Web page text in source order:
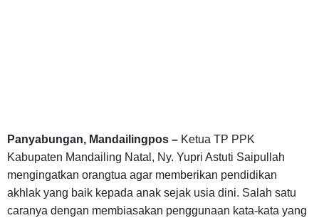
Panyabungan, Mandailingpos – Ketua TP PPK
Kabupaten Mandailing Natal, Ny. Yupri Astuti Saipullah
mengingatkan orangtua agar memberikan pendidikan
akhlak yang baik kepada anak sejak usia dini. Salah satu
caranya dengan membiasakan penggunaan kata-kata yang